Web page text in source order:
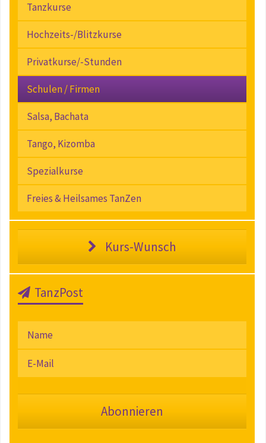
Tanzkurse
Hochzeits-/Blitzkurse
Privatkurse/-Stunden
Schulen / Firmen
Salsa, Bachata
Tango, Kizomba
Spezialkurse
Freies & Heilsames TanZen
Kurs-Wunsch
TanzPost